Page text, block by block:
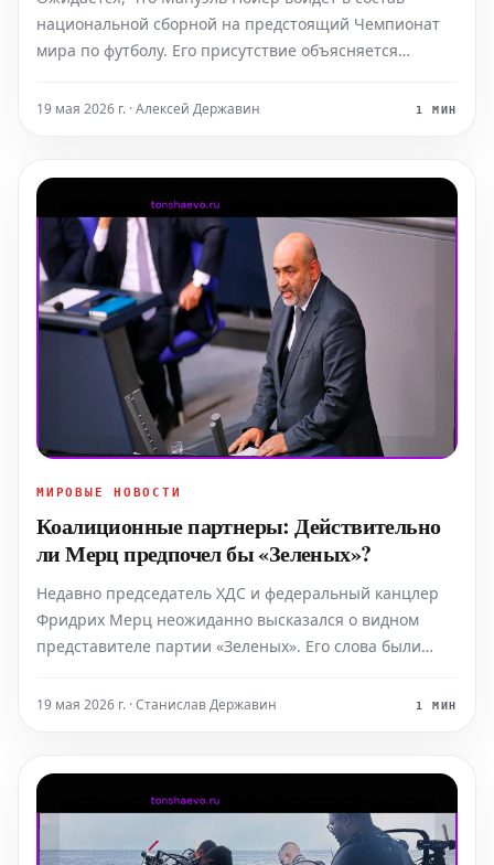
национальной сборной на предстоящий Чемпионат
мира по футболу. Его присутствие объясняется
на своих товарищей по команде, так и на
19 мая 2026 г. · Алексей Державин 1 МИН
МИРОВЫЕ НОВОСТИ
Коалиционные партнеры: Действительно
ли Мерц предпочел бы «Зеленых»?
Недавно председатель ХДС и федеральный канцлер
Фридрих Мерц неожиданно высказался о видном
представителе партии «Зеленых». Его слова были
планов по созданию черно-зеленой коалиции?
19 мая 2026 г. · Станислав Державин 1 МИН